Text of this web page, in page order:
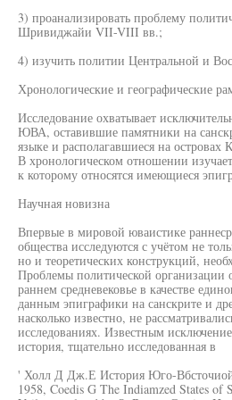
3) проанализировать проблему
Шривиджайи VII-VIII вв.;
4) изучить политии Центральной и
Хронологические и географические
Исследование охватывает
ЮВА, оставившие памятники на
языке и располагавшиеся на
В хронологическом отношении
к которому относятся имеющиеся
Научная новизна
Впервые в мировой юваистике
общества исследуются с учётом не
но и теоретических конструкций,
Проблемы политической
раннем средневековье в качестве
данным эпиграфики на санскрите и
насколько известно, не
исследованиях. Известным
история, тщательно исследованная в
' Холл Д Дж.Е История Юго-
1958, Coedis G The Indiamzed States of